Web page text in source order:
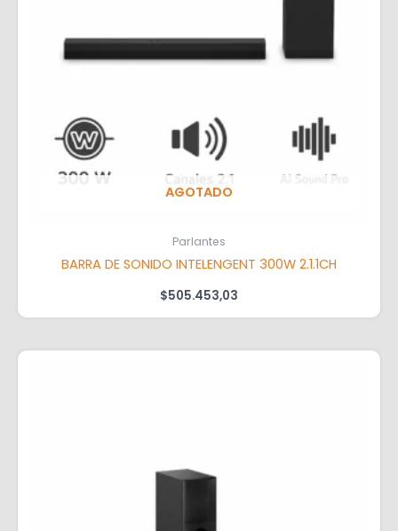
AGOTADO
Parlantes
BARRA DE SONIDO INTELENGENT 300W 2.1.1CH
$505.453,03